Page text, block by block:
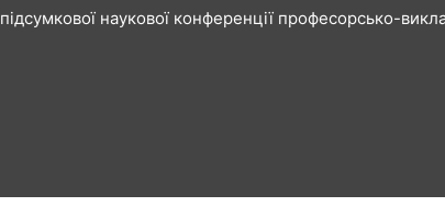
наукової конференції професорсько-